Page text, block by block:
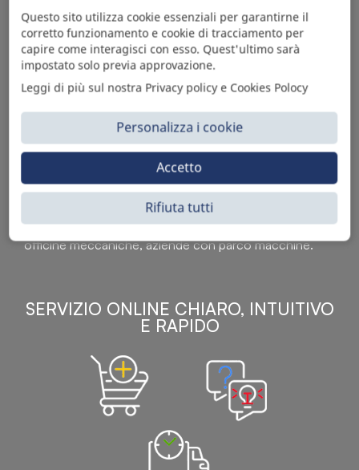
Sì Parts S.r.l. è leader nella distribuzione e vendita di
accessori per veicoli off-highway. Riconosciuto in tutto
il mondo per l’elevato standard qualitativo dei prodotti a
catalogo, attraverso la vendita B2B del ricco
assortimento di articoli originali rivolti a ricambisti,
officine meccaniche, aziende con parco macchine.
SERVIZIO ONLINE CHIARO, INTUITIVO
E RAPIDO
Questo sito utilizza cookie essenziali per garantirne il
corretto funzionamento e cookie di tracciamento per
capire come interagisci con esso. Quest'ultimo sarà
impostato solo previa approvazione.
Leggi di più sul nostra Privacy policy e Cookies Polocy
Personalizza i cookie
Rifiuta tutti
Accetto